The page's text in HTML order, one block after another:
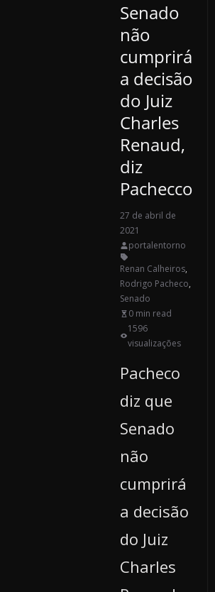
Senado
não
cumprirá
a decisão
do Juiz
Charles
Renaud,
diz
Pachecco
27 de abril de
2021
portalentorno
Renan Calheiros,
Rodrigo Pacheco,
Senado
0 min read
1596
visualizações
Pacheco
diz que
Senado
não
cumprirá
a decisão
do Juiz
Charles